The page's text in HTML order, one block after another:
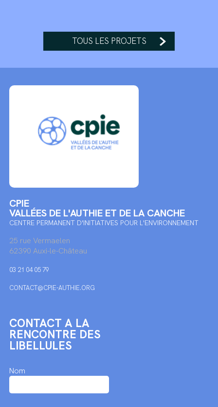
TOUS LES PROJETS
CPIE
VALLÉES DE L'AUTHIE ET DE LA CANCHE
CENTRE PERMANENT D'INITIATIVES POUR L'ENVIRONNEMENT
25 rue Vermaelen
62390 Auxi-le-Château
03 21 04 05 79
CONTACT@CPIE-AUTHIE.ORG
CONTACT A LA
RENCONTRE DES
LIBELLULES
Nom